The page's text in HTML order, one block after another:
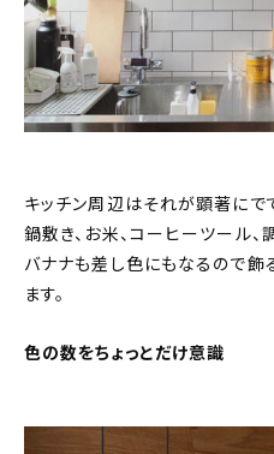
キッチン周辺はそれが顕著にで
鍋敷き、お米、コーヒーツール、
バナナも差し色にもなるので飾
ます。
色の数をちょっとだけ意識